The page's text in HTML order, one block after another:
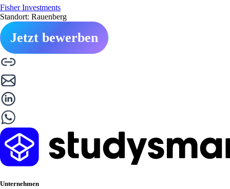
Fisher Investments
Standort: Rauenberg
Jetzt bewerben
Unternehmen